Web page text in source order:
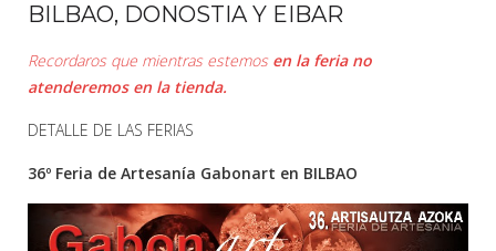
BILBAO, DONOSTIA Y EIBAR
Recordaros que mientras estemos en la feria no
atenderemos en la tienda.
DETALLE DE LAS FERIAS
36º Feria de Artesanía Gabonart en BILBAO